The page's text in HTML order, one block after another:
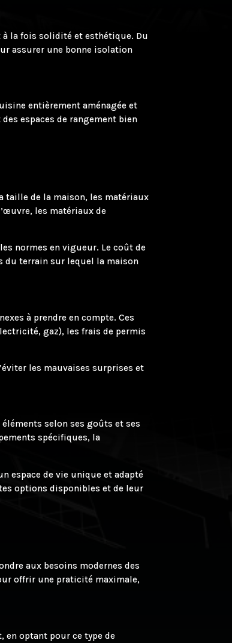
la fois solidité et esthétique. Du
assurer une bonne isolation
entièrement aménagée et
espaces de rangement bien
taille de la maison, les matériaux
les matériaux de
normes en vigueur. Le coût de
du terrain sur lequel la maison
à prendre en compte. Ces
gaz), les frais de permis
les mauvaises surprises et
selon ses goûts et ses
spécifiques, la
espace de vie unique et adapté
options disponibles et de leur
aux besoins modernes des
offrir une praticité maximale,
en optant pour ce type de